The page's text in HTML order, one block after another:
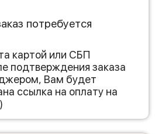
потребуется
картой или СБП
подтверждения заказа
Вам будет
ссылка на оплату на